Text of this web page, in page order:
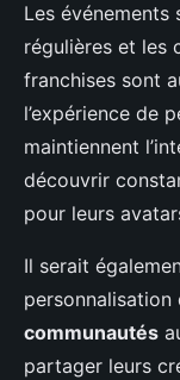
Les événements
régulières et les
franchises sont
l’expérience de
maintiennent
découvrir
pour leurs
Il serait
communautés
partager leurs